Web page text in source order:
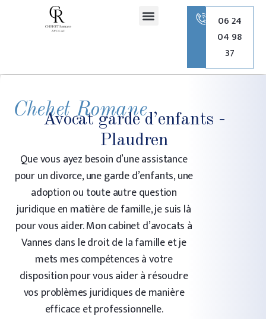
06 24
04 98
37
Chehet Romane
Avocat garde d’enfants -
Plaudren
Que vous ayez besoin d’une assistance
pour un divorce, une garde d’enfants, une
adoption ou toute autre question
juridique en matière de famille, je suis là
pour vous aider. Mon cabinet d’avocats à
Vannes dans le droit de la famille et je
mets mes compétences à votre
disposition pour vous aider à résoudre
vos problèmes juridiques de manière
efficace et professionnelle.